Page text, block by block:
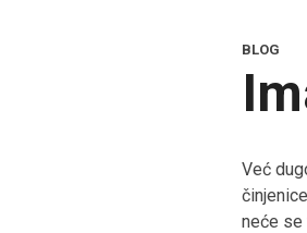
BLOG
Već
neće se